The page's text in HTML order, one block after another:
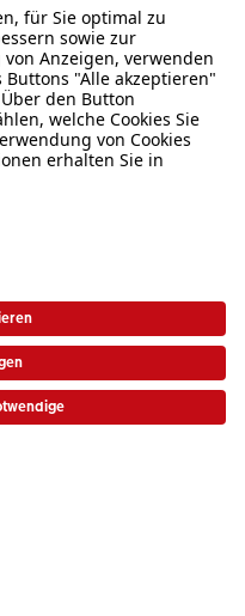
(ggf. auch bei Filialabholung) gem.